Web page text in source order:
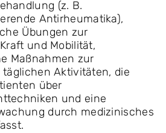
(z. B.
Antirheumatika),
Übungen zur
und Mobilität,
Maßnahmen zur
Aktivitäten, die
über
und eine
durch medizinisches